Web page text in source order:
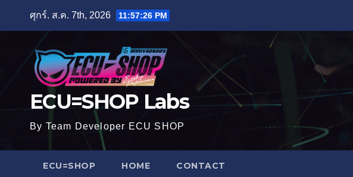
ศุกร์. ส.ค. 7th, 2026 11:57:27 PM
ECU=SHOP Labs
By Team Developer ECU SHOP
ECU=SHOP HOME CONTACT